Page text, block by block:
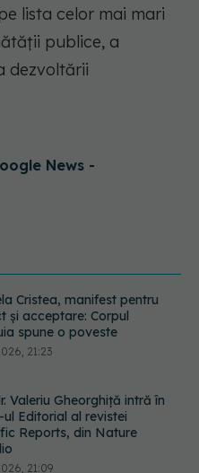
lista celor mai mari
publice, a
dezvoltării
News -
Valeriu Gheorghiță intră în
Editorial al revistei
Reports, din Nature
10 minute care poate
ai nevoie de statine,
ai colesterolul normal